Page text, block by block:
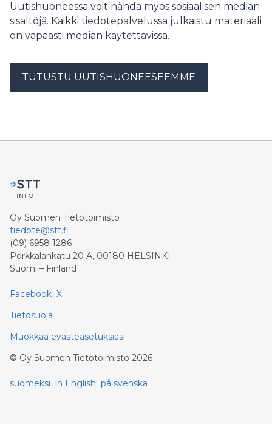
Uutishuoneessa voit nähdä myös sosiaalisen median
sisältöjä. Kaikki tiedotepalvelussa julkaistu materiaali
on vapaasti median käytettävissä.
TUTUSTU UUTISHUONEESEEMME
Oy Suomen Tietotoimisto
tiedote@stt.fi
(09) 6958 1286
Porkkalankatu 20 A, 00180 HELSINKI
Suomi – Finland
Facebook X
Tietosuoja
Muokkaa evästeasetuksiasi
© Oy Suomen Tietotoimisto 2026
suomeksi in English på svenska